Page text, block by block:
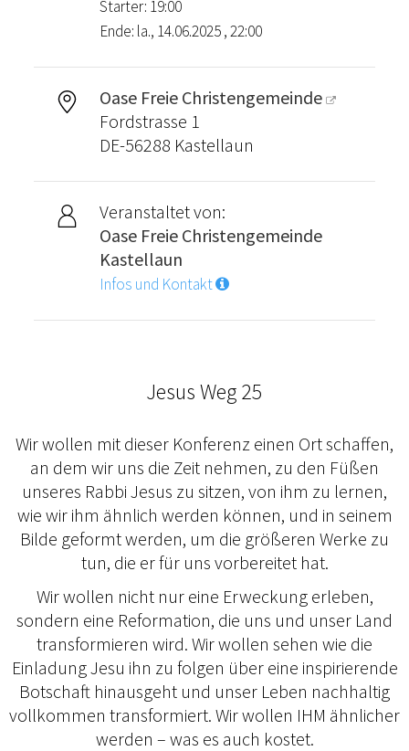
Starter: 19:00
Ende: la., 14.06.2025 , 22:00
Oase Freie Christengemeinde
Fordstrasse 1
DE-56288 Kastellaun
Veranstaltet von:
Oase Freie Christengemeinde
Kastellaun
Infos und Kontakt
Jesus Weg 25
Wir wollen mit dieser Konferenz einen Ort schaffen,
an dem wir uns die Zeit nehmen, zu den Füßen
unseres Rabbi Jesus zu sitzen, von ihm zu lernen,
wie wir ihm ähnlich werden können, und in seinem
Bilde geformt werden, um die größeren Werke zu
tun, die er für uns vorbereitet hat.
Wir wollen nicht nur eine Erweckung erleben,
sondern eine Reformation, die uns und unser Land
transformieren wird. Wir wollen sehen wie die
Einladung Jesu ihn zu folgen über eine inspirierende
Botschaft hinausgeht und unser Leben nachhaltig
vollkommen transformiert. Wir wollen IHM ähnlicher
werden – was es auch kostet.